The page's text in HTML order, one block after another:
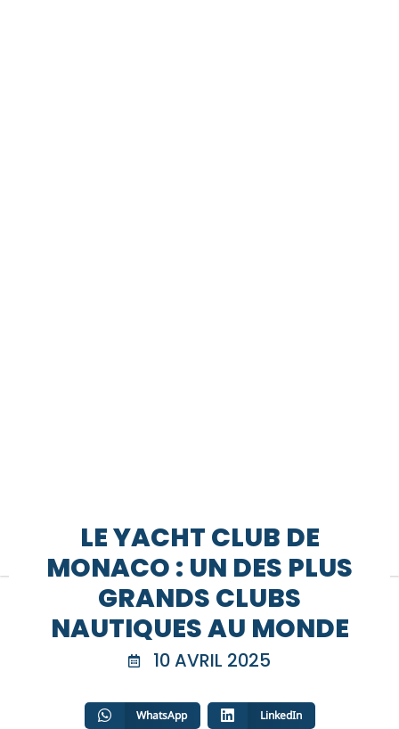
LE YACHT CLUB DE
MONACO : UN DES PLUS
GRANDS CLUBS
NAUTIQUES AU MONDE
10 AVRIL 2025
WhatsApp LinkedIn